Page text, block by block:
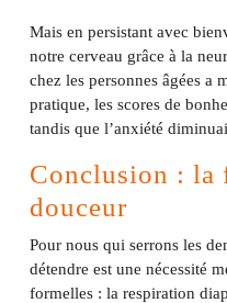
Mais en persistant avec
notre cerveau grâce à la
chez les personnes âgées a
pratique, les scores de
tandis que l’anxiété
Conclusion : la
douceur
Pour nous qui serrons les
détendre est une nécessité
formelles : la respiration